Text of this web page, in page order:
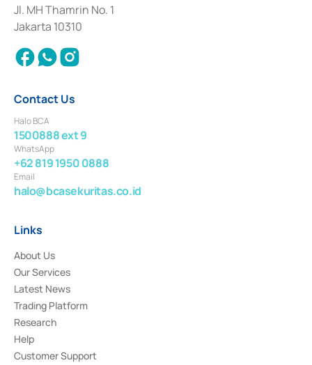
Institution for the Issuance, Transaction, and Administration and
Settlement of Commercial Paper Transactions whose license was issued in
2018.
Jl. MH Thamrin No. 1
Jakarta 10310
Contact Us
Halo BCA
1500888 ext 9
WhatsApp
+62 819 1950 0888
Email
halo@bcasekuritas.co.id
Links
About Us
Our Services
Latest News
Trading Platform
Research
Help
Customer Support